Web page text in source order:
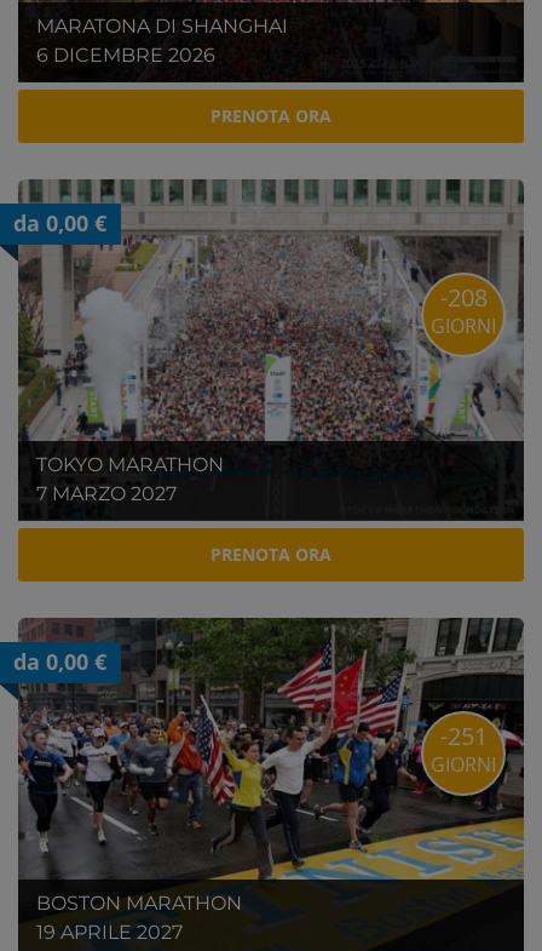
MARATONA DI SHANGHAI
6 DICEMBRE 2026
PRENOTA ORA
da 0,00 €
TOKYO MARATHON
7 MARZO 2027
-208
GIORNI
PRENOTA ORA
da 0,00 €
BOSTON MARATHON
19 APRILE 2027
-251
GIORNI